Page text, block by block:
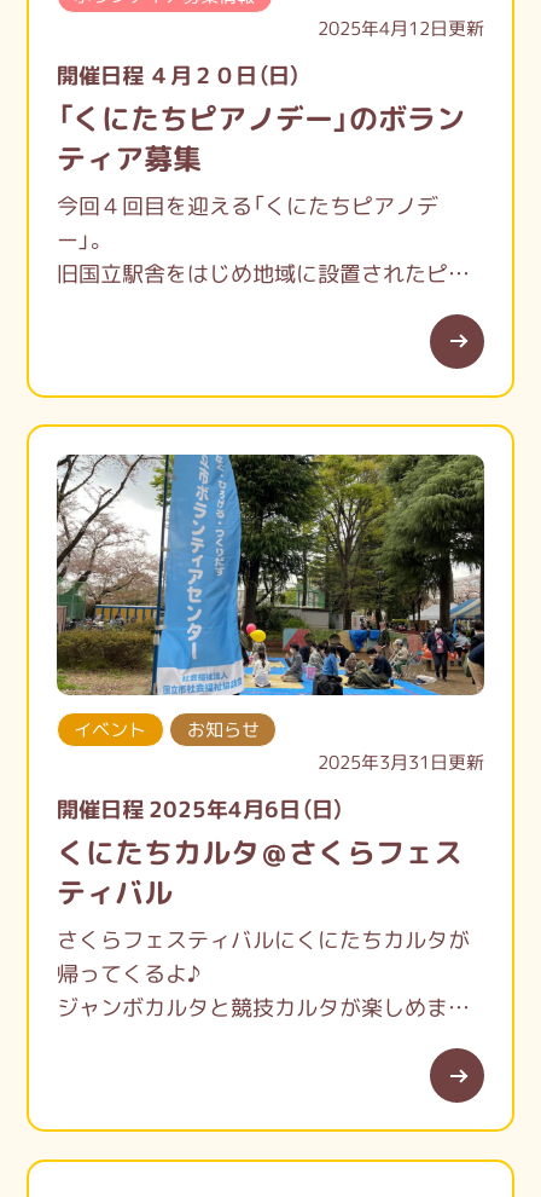
2025年4月12日更新
開催日程 ４月２０日（日）
「くにたちピアノデー」のボラン
ティア募集
今回４回目を迎える「くにたちピアノデ
ー」。
旧国立駅舎をはじめ地域に設置されたピア
ノが奏でる音を通じて、国立のまちを盛り上
げる、国立にピッタリな素敵なイベントで
音楽の好きな方、地域に知り合いをふやした
さい。
イベント
お知らせ
2025年3月31日更新
開催日程 2025年4月6日（日）
くにたちカルタ＠さくらフェス
ティバル
さくらフェスティバルにくにたちカルタが
帰ってくるよ♪
ジャンボカルタと競技カルタが楽しめま